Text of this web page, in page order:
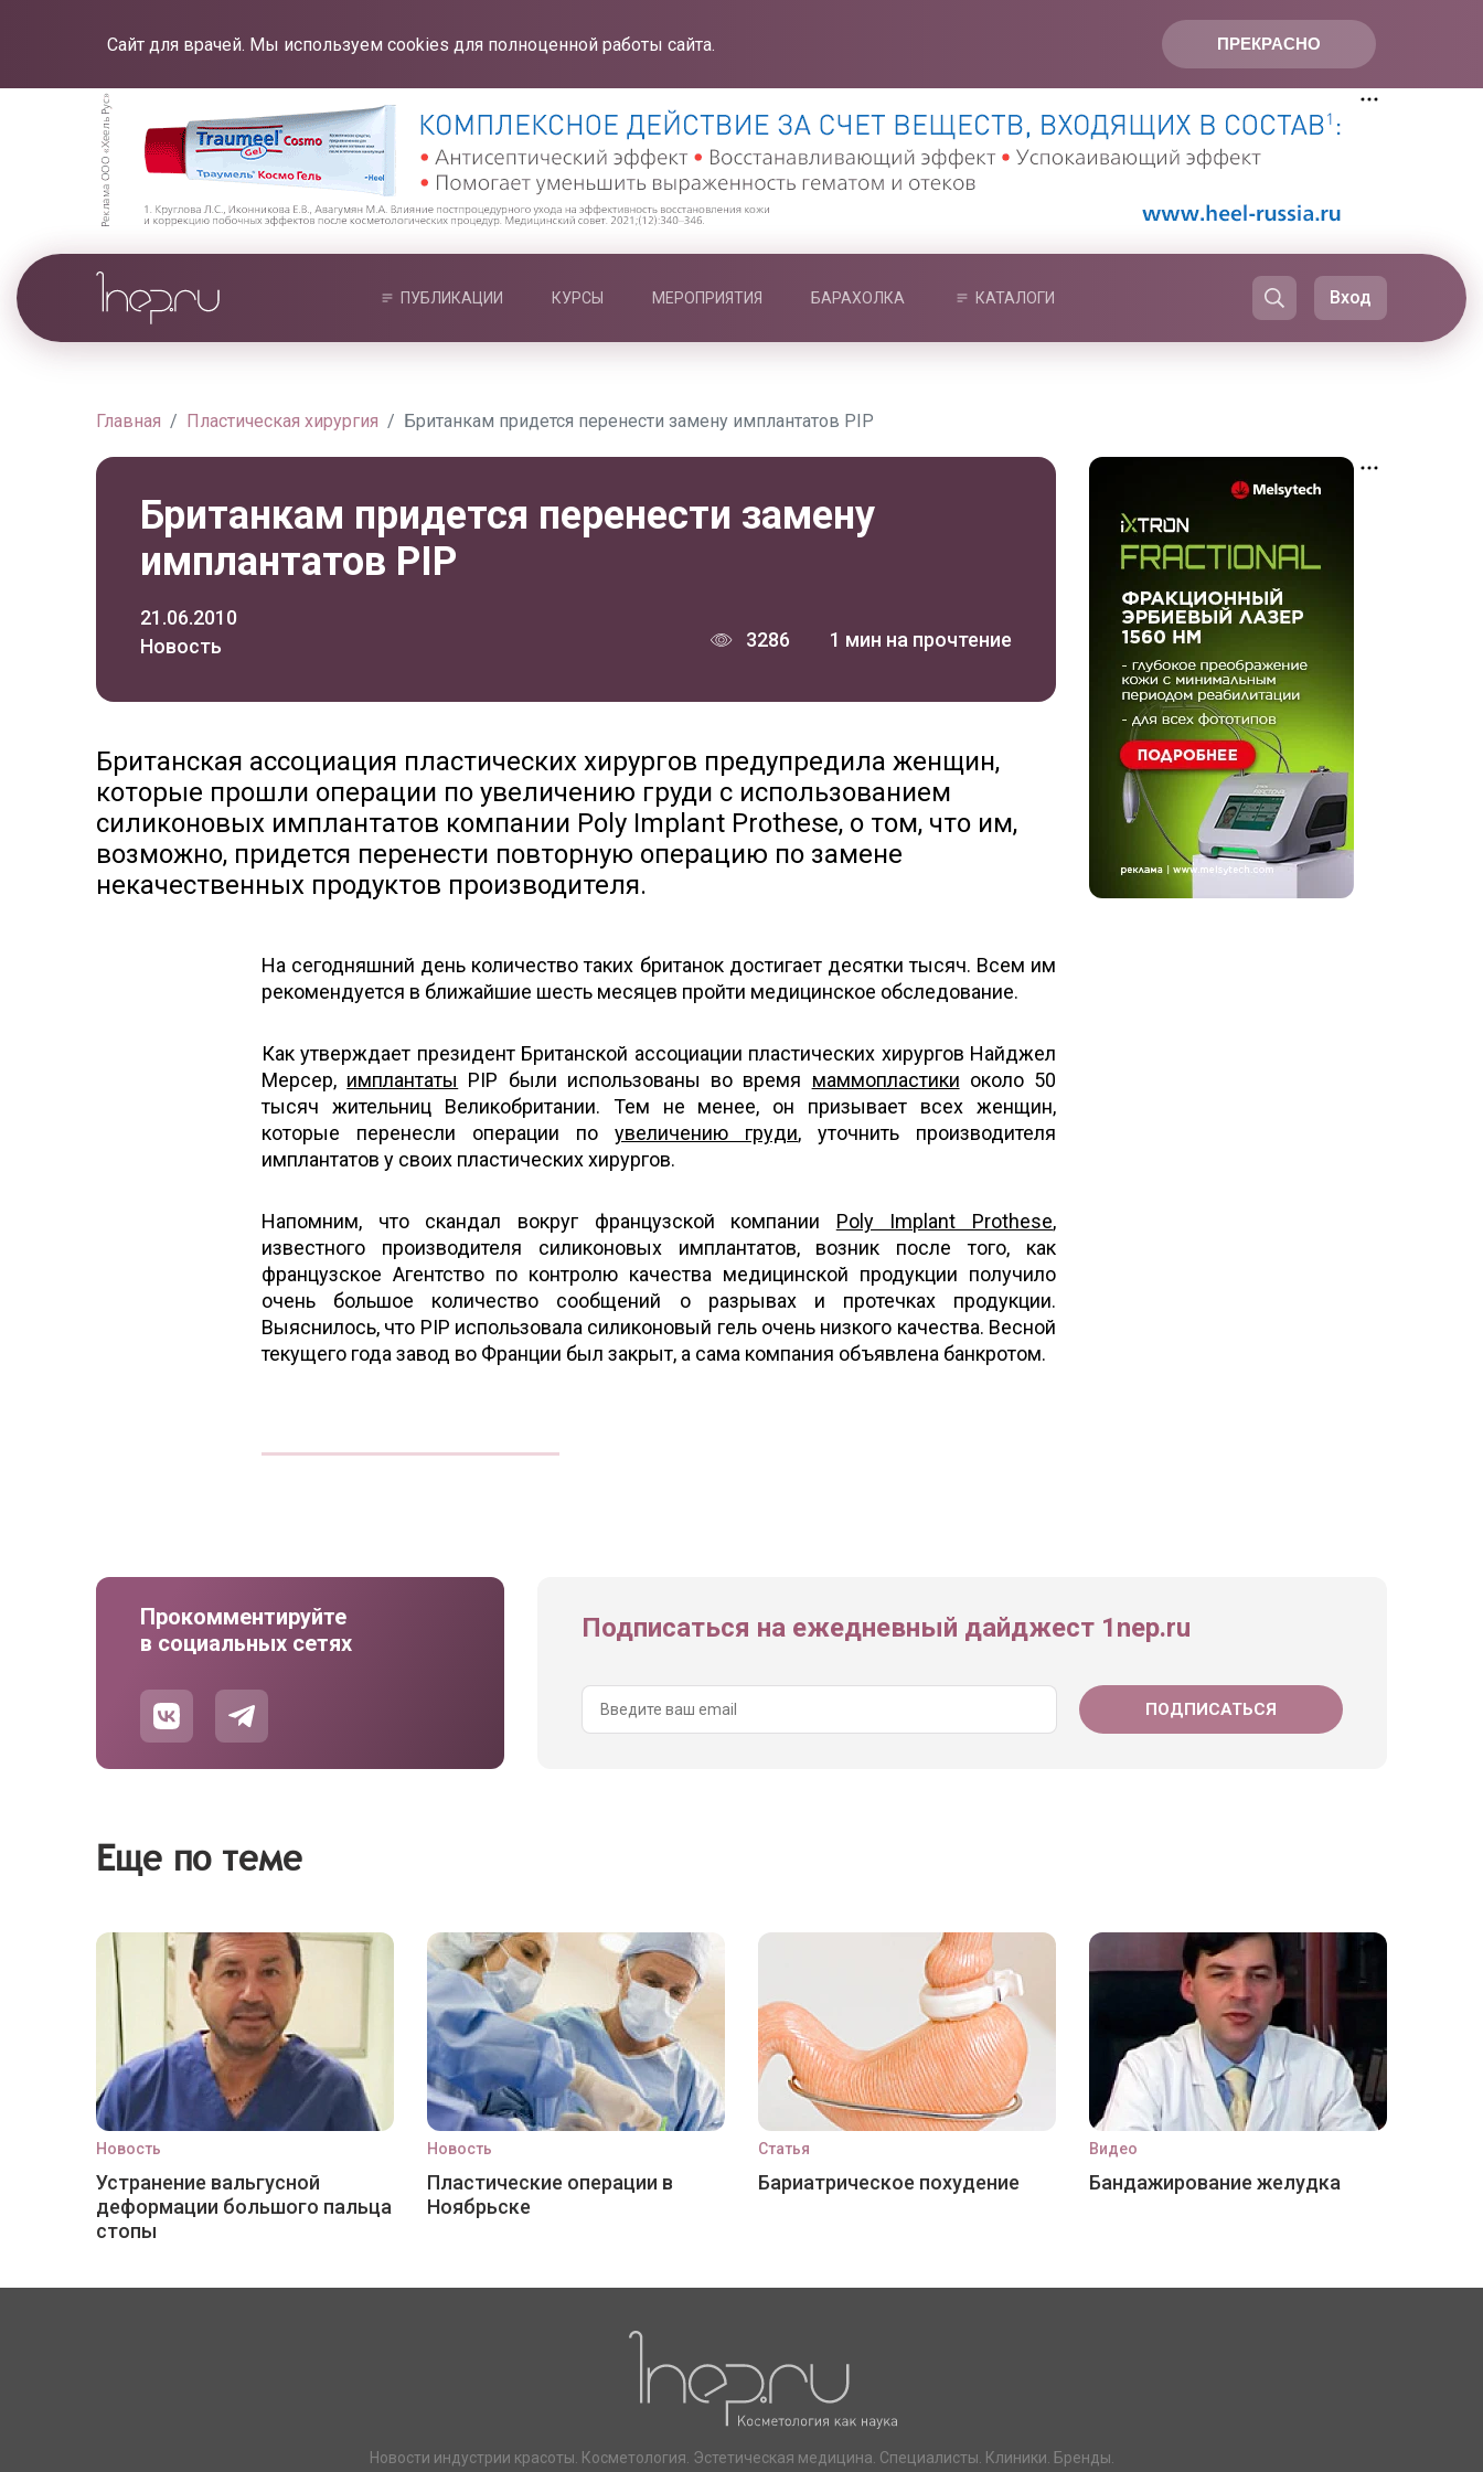
ПРЕКРАСНО
Сайт для врачей. Мы используем cookies для полноценной работы сайта.
ПУБЛИКАЦИИ КУРСЫ МЕРОПРИЯТИЯ БАРАХОЛКА КАТАЛОГИ Вход
Главная Пластическая хирургия Британкам придется перенести замену имплантатов PIP
Британкам придется перенести замену
имплантатов PIP
21.06.2010
Новость
3286 1 мин на прочтение
Британская ассоциация пластических хирургов предупредила женщин,
которые прошли операции по увеличению груди с использованием
силиконовых имплантатов компании Polу Implant Prothese, о том, что им,
возможно, придется перенести повторную операцию по замене
некачественных продуктов производителя.
На сегодняшний день количество таких британок достигает десятки тысяч. Всем им
рекомендуется в ближайшие шесть месяцев пройти медицинское обследование.
Как утверждает президент Британской ассоциации пластических хирургов Найджел
Мерсер, имплантаты PIP были использованы во время маммопластики около 50
тысяч жительниц Великобритании. Тем не менее, он призывает всех женщин,
которые перенесли операции по увеличению груди, уточнить производителя
имплантатов у своих пластических хирургов.
Напомним, что скандал вокруг французской компании Polу Implant Prothese,
известного производителя силиконовых имплантатов, возник после того, как
французское Агентство по контролю качества медицинской продукции получило
очень большое количество сообщений о разрывах и протечках продукции.
Выяснилось, что PIP использовала силиконовый гель очень низкого качества. Весной
текущего года завод во Франции был закрыт, а сама компания объявлена банкротом.
Прокомментируйте
в социальных сетях
Подписаться на ежедневный дайджест 1nep.ru
Еще по теме
Новость
Устранение вальгусной
деформации большого пальца
стопы
Новость
Пластические операции в
Ноябрьске
Статья
Бариатрическое похудение
Видео
Бандажирование желудка
Новости индустрии красоты. Косметология. Эстетическая медицина. Специалисты. Клиники. Бренды.